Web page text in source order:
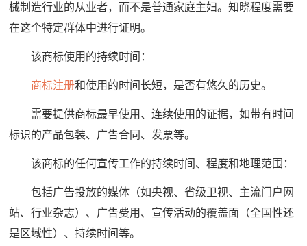
械制造行业的从业者，而不是普通家庭主妇。知晓程度需要
在这个特定群体中进行证明。
该商标使用的持续时间：
商标注册和使用的时间长短，是否有悠久的历史。
需要提供商标最早使用、连续使用的证据，如带有时间
标识的产品包装、广告合同、发票等。
该商标的任何宣传工作的持续时间、程度和地理范围：
包括广告投放的媒体（如央视、省级卫视、主流门户网
站、行业杂志）、广告费用、宣传活动的覆盖面（全国性还
是区域性）、持续时间等。